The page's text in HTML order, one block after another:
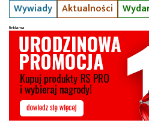
Wywiady Aktualności